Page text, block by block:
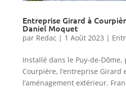
Entreprise Girard à
Daniel Moquet
par Redac | 1 Août 2023 |
Installé dans le Puy-de-
Courpière, l’entreprise Girard
l’aménagement extérieur.